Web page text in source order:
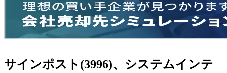
サインポスト(3996)、システムインテ